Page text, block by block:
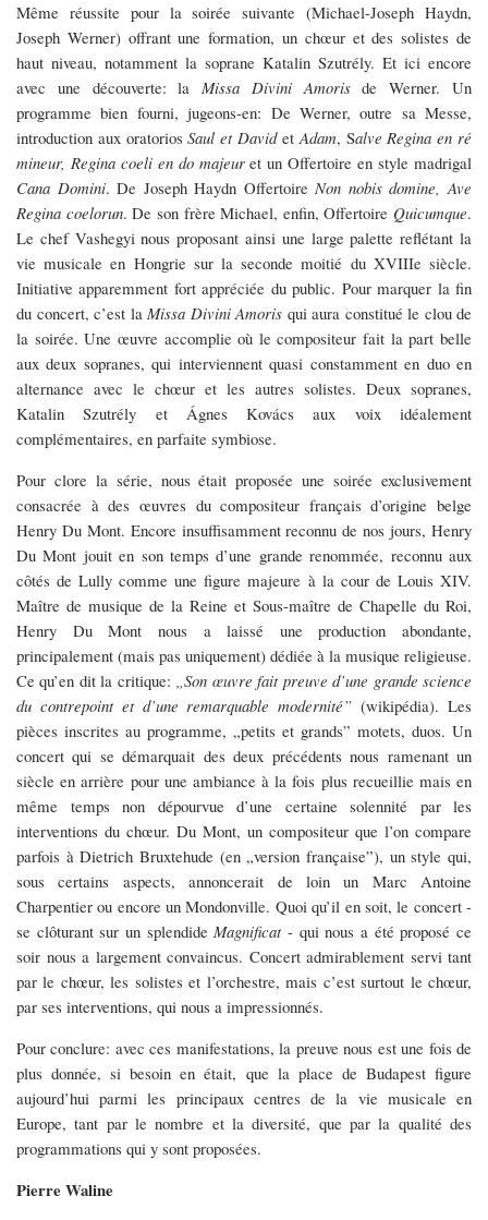
Même réussite pour la soirée suivante (Michael-Joseph Haydn,
Joseph Werner) offrant une formation, un chœur et des solistes de
haut niveau, notamment la soprane Katalin Szutrély. Et ici encore
avec une découverte: laMissa Divini Amorisde Werner. Un
programme bien fourni, jugeons-en: De Werner, outre sa Messe,
introduction aux oratoriosSaul et David etAdam, Salve Regina en ré
mineur, Regina coeli en do majeuret un Offertoire en style madrigal
Cana Domini. De Joseph Haydn OffertoireNon nobis domine, Ave
Regina coelorun. De son frère Michael, enfin, Offertoire Quicumque.
Le chef Vashegyi nous proposant ainsi une large palette reflétant la
vie musicale en Hongrie sur la seconde moitié du XVIIIe siècle.
Initiative apparemment fort appréciée du public. Pour marquer la fin
du concert, c’est la Missa Divini Amoris qui aura constitué le clou de
la soirée. Une œuvre accomplie où le compositeur fait la part belle
aux deux sopranes, qui interviennent quasi constamment en duo en
alternance avec le chœur et les autres solistes. Deux sopranes,
Katalin Szutrély et Ágnes Kovács aux voix idéalement
complémentaires, en parfaite symbiose.
Pour clore la série, nous était proposée une soirée exclusivement
consacrée à des œuvres du compositeur français d’origine belge
Henry Du Mont. Encore insuffisamment reconnu de nos jours, Henry
Du Mont jouit en son temps d’une grande renommée, reconnu aux
côtés de Lully comme une figure majeure à la cour de Louis XIV.
Maître de musique de la Reine et Sous-maître de Chapelle du Roi,
Henry Du Mont nous a laissé une production abondante,
principalement (mais pas uniquement) dédiée à la musique religieuse.
Ce qu’en dit la critique: „Son œuvre fait preuve d’une grande science
du contrepoint et d’une remarquable modernité” (wikipédia). Les
pièces inscrites au programme, „petits et grands” motets, duos. Un
concert qui se démarquait des deux précédents nous ramenant un
siècle en arrière pour une ambiance à la fois plus recueillie mais en
même temps non dépourvue d’une certaine solennité par les
interventions du chœur. Du Mont, un compositeur que l’on compare
parfois à Dietrich Bruxtehude (en „version française”), un style qui,
sous certains aspects, annoncerait de loin un Marc Antoine
Charpentier ou encore un Mondonville. Quoi qu’il en soit, le concert -
se clôturant sur un splendide Magnificat- qui nous a été proposé ce
soir nous a largement convaincus. Concert admirablement servi tant
par le chœur, les solistes et l’orchestre, mais c’est surtout le chœur,
par ses interventions, qui nous a impressionnés.
Pour conclure: avec ces manifestations, la preuve nous est une fois de
plus donnée, si besoin en était, que la place de Budapest figure
aujourd’hui parmi les principaux centres de la vie musicale en
Europe, tant par le nombre et la diversité, que par la qualité des
programmations qui y sont proposées.
Pierre Waline